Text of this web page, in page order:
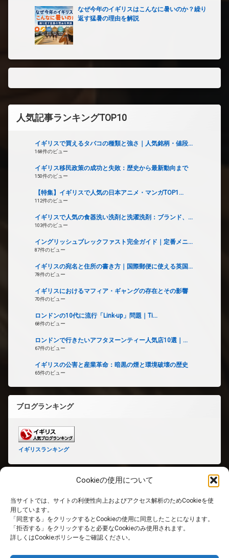
Cookieの使用について
当サイトでは、サイトの利便性向上およびアクセス解析のためCookieを使
用しています。
「同意する」をクリックするとCookieの使用に同意したことになります。
「拒否する」をクリックすると必要なCookieのみ使用されます。
詳しくはCookieポリシーをご確認ください。
なぜ今年のイギリスはこんなに暑いのか？繰り
返す猛暑の理由を解説
人気記事ランキングTOP10
イギリスで買えるタバコの種類と強さ｜人気銘柄・値段...
168件のビュー
イギリス移民政策の成功と失敗：歴史から最新動向まで
150件のビュー
【特集】イギリスで人気の日本アニメ・マンガTOP1...
112件のビュー
イギリスで人気の食器洗い洗剤と洗濯洗剤：ブランド、...
103件のビュー
イングリッシュブレックファスト完全ガイド｜定番メニ...
87件のビュー
イギリスの宛名と住所の書き方｜国際郵便に使える英国...
78件のビュー
イギリスにおけるマフィア・ギャングの存在とその影響
70件のビュー
ロンドンの10代に流行「Link-up」問題｜Ti...
68件のビュー
ロンドンで行きたいアフタヌーンティー人気店10選｜...
67件のビュー
イギリスの公害と産業革命：暗黒の煙と環境破壊の歴史
65件のビュー
ブログランキング
イギリスランキング
ホーム
PRIVACY POLICY